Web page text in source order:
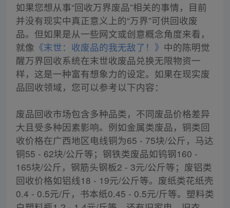
如果您想从事“回收万界废品”相关的事情，目前
并没有现实中真正意义上的“万界”可供回收废
品。但如果是从一些网文或创意概念角度来看，
就像 《末世：收废品的我无敌了！》 中的陈明觉
醒万界回收系统在末世收废品兑换无限物资一
样，这是一种富有想象力的设定。如果在现实废
品回收领域，您可以参考以下内容：
废品回收市场包含多种品类，不同废品价格差异
大且受多种因素影响。例如金属类废品，铜类回
收价格在广西地区电线铜为65 - 75块/公斤，马达
铜55 - 62块/公斤等；钢铁类废品如钨钢160 -
165块/公斤，钢筋头钢板2 - 3元/公斤等；废铝类
回收价格如铝线18 - 19元/公斤等。废纸类花纸壳
0.4 - 0.5元/斤，书本纸0.45 - 0.5元/斤等。塑料类